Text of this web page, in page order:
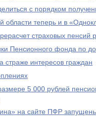
с порядком
теперь и в
страховых
Пенсионного фонда по
интересов граждан
5 000 рублей
на сайте ПФР